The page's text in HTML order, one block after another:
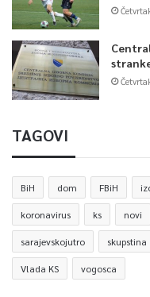
TAGOVI
BiH dom FBiH
koronavirus ks novi
sarajevskojutro skupstina
Vlada KS vogosca